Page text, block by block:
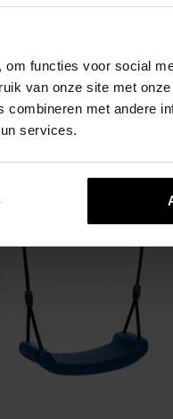
functies voor social
van onze site met
met andere
services.
winkelen.